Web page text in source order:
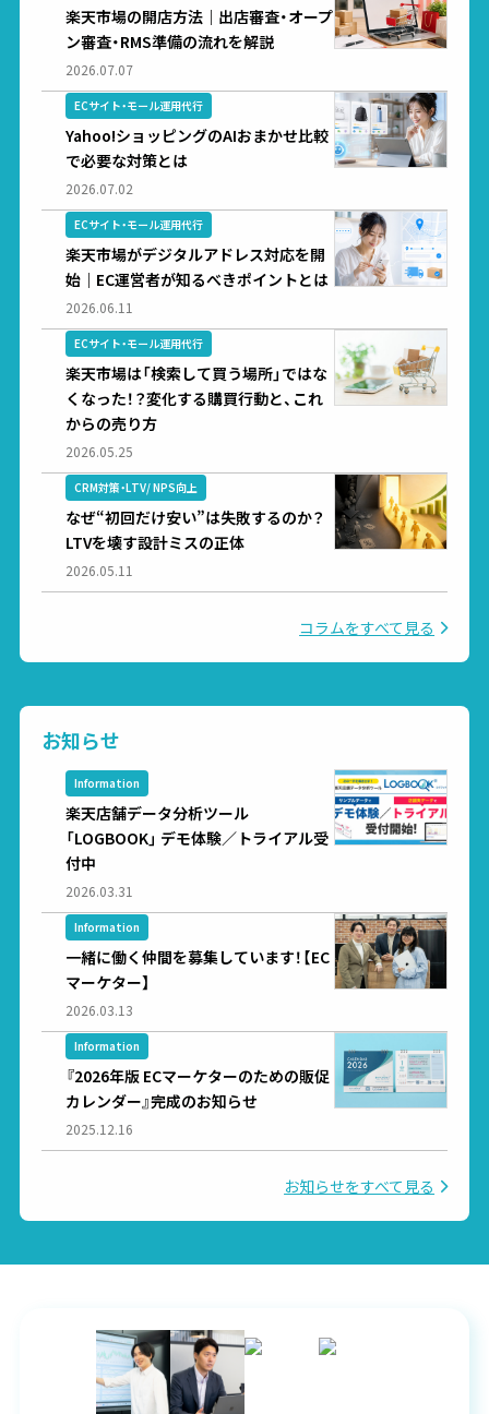
楽天市場の開店方法｜出店審査・オープ
ン審査・RMS準備の流れを解説
2026.07.07
ECサイト・モール運用代行
Yahoo!ショッピングのAIおまかせ比較
で必要な対策とは
2026.07.02
ECサイト・モール運用代行
楽天市場がデジタルアドレス対応を開
始｜EC運営者が知るべきポイントとは
2026.06.11
ECサイト・モール運用代行
楽天市場は「検索して買う場所」ではな
くなった！？変化する購買行動と、これ
からの売り方
2026.05.25
CRM対策・LTV/ NPS向上
なぜ“初回だけ安い”は失敗するのか？
LTVを壊す設計ミスの正体
2026.05.11
コラムをすべて見る
お知らせ
Information
楽天店舗データ分析ツール
「LOGBOOK」 デモ体験／トライアル受
付中
2026.03.31
Information
一緒に働く仲間を募集しています！【EC
マーケター】
2026.03.13
Information
『2026年版 ECマーケターのための販促
カレンダー』完成のお知らせ
2025.12.16
お知らせをすべて見る